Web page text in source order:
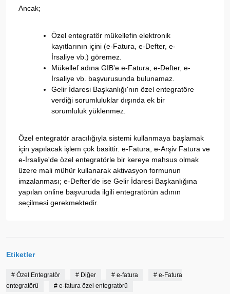
Ancak;
Özel entegratör mükellefin elektronik
kayıtlarının içini (e-Fatura, e-Defter, e-
İrsaliye vb.) göremez.
Mükellef adına GIB'e e-Fatura, e-Defter, e-
İrsaliye vb. başvurusunda bulunamaz.
Gelir İdaresi Başkanlığı'nın özel entegratöre
verdiği sorumluluklar dışında ek bir
sorumluluk yüklenmez.
Özel entegratör aracılığıyla sistemi kullanmaya başlamak
için yapılacak işlem çok basittir. e-Fatura, e-Arşiv Fatura ve
e-İrsaliye'de özel entegratörle bir kereye mahsus olmak
üzere mali mühür kullanarak aktivasyon formunun
imzalanması; e-Defter'de ise Gelir İdaresi Başkanlığına
yapılan online başvuruda ilgili entegratörün adının
seçilmesi gerekmektedir.
Etiketler
# Özel Entegratör # Diğer # e-fatura # e-Fatura
entegratörü
# e-fatura özel entegratörü